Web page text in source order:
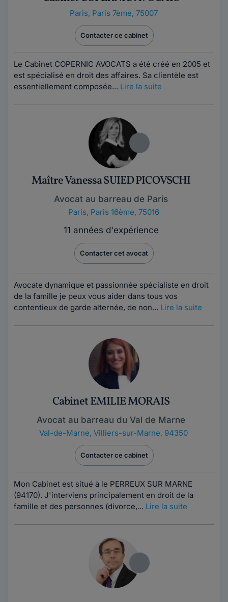
Paris, Paris 7ème, 75007
Contacter ce cabinet
Le Cabinet COPERNIC AVOCATS a été créé en 2005 et
est spécialisé en droit des affaires. Sa clientèle est
essentiellement composée... Lire la suite
Maître Vanessa SUIED PICOVSCHI
Avocat au barreau de Paris
Paris, Paris 16ème, 75016
11 années d'expérience
Contacter cet avocat
Avocate dynamique et passionnée spécialiste en droit
de la famille je peux vous aider dans tous vos
contentieux de garde alternée, de non... Lire la suite
Cabinet EMILIE MORAIS
Avocat au barreau du Val de Marne
Val-de-Marne, Villiers-sur-Marne, 94350
Contacter ce cabinet
Mon Cabinet est situé à le PERREUX SUR MARNE
(94170). J'interviens principalement en droit de la
famille et des personnes (divorce,... Lire la suite